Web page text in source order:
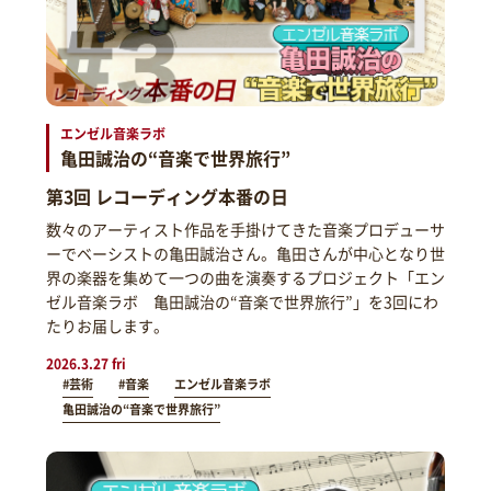
エンゼル音楽ラボ
亀田誠治の“音楽で世界旅行”
第3回 レコーディング本番の日
数々のアーティスト作品を手掛けてきた音楽プロデューサ
ーでベーシストの亀田誠治さん。亀田さんが中心となり世
界の楽器を集めて一つの曲を演奏するプロジェクト「エン
ゼル音楽ラボ 亀田誠治の“音楽で世界旅行”」を3回にわ
たりお届します。
2026.3.27 fri
#芸術 #音楽
エンゼル音楽ラボ
亀田誠治の“音楽で世界旅行”